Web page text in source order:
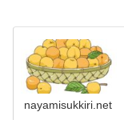
nayamisukkiri.net